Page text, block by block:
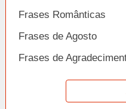
Frases Românticas
Frases de Agosto
Frases de
Frases de Amizade
Frases de Amor